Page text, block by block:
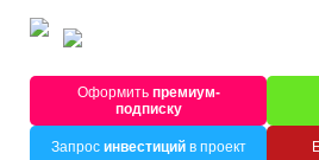
Оформитьпремиум-
подписку
Запрос инвестицийв проект